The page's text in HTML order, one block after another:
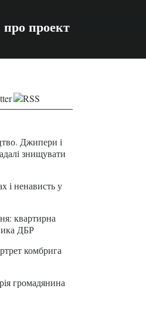
про проект
Джипери і
знищувати
і ненависть у
квартирна
ДБР
комбрига
громадянина